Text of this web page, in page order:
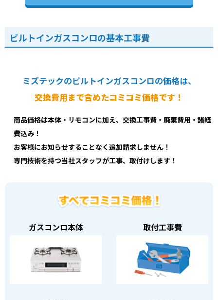
ビルトインガスコンロの基本工事費
ミズテックのビルトインガスコンロの価格は、
交換費用まで含めたコミコミ価格です！
商品価格は本体・リモコンに加え、交換工事費・廃棄費用・諸経
費込み！
お客様にお知らせすることなく追加請求しません！
専門技術を持つ当社スタッフが工事、取付けします！
ガスコンロ本体 取付工事費